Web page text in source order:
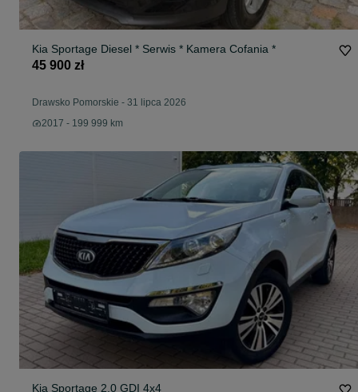
Kia Sportage Diesel * Serwis * Kamera Cofania *
45 900 zł
Drawsko Pomorskie - 31 lipca 2026
2017 - 199 999 km
Kia Sportage 2.0 GDI 4x4